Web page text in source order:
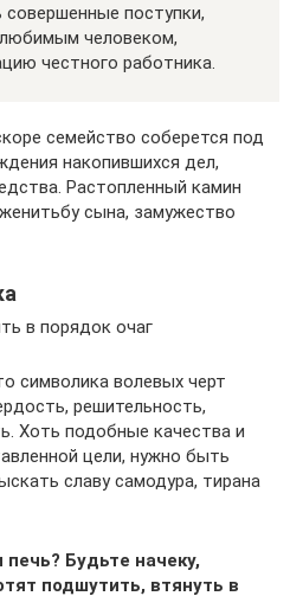
поступки,
человеком,
честного работника.
семейство соберется под
накопившихся дел,
Растопленный камин
сына, замужество
в порядок очаг
символика волевых черт
решительность,
Хоть подобные качества и
цели, нужно быть
славу самодура, тирана
Будьте начеку,
подшутить, втянуть в